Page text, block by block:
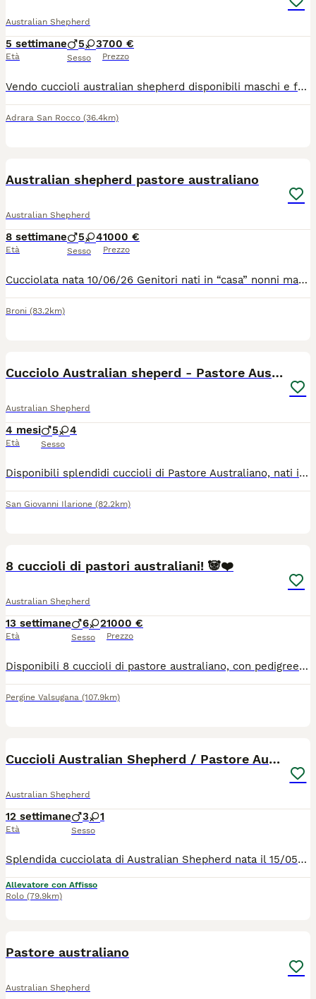
Australian Shepherd
5 settimane
Età
5 3
Sesso
700 €
Prezzo
Vendo cuccioli australian shepherd disponibili maschi e femmine Blacktricolor(700)BLEUMERLE (1000) Cuccioli nati il 29 giugno, presentabili per consegna fine agosto visibili con padre e madre. Verranno consegnati muniti di regolare libretto sanitario, 3 vaccini e pedigree ENCI..per qualsiasi informazione contattare preferibilmente WhatsApp
Adrara San Rocco (36.4km)
Australian shepherd pastore australiano
Australian Shepherd
8 settimane
Età
5 4
Sesso
1000 €
Prezzo
Cucciolata nata 10/06/26 Genitori nati in “casa” nonni materni e paterni ottimo carattere e ottima salute tutti con Lastre ufficiali e test genetici I cuccioli saranno ceduti dopo i 65gg con: Microchip I vaccini Sverminazione completa Visita veterinario di buona salute Pedigree Disponibile Maschi Red Tricolor e Blue merle Femmine Red merle/Red tri color/ Black tri color Chiedo contatto telefonico I cuccioli non sono in regalo il prezzo è indicativo
Broni (83.2km)
Cucciolo Australian sheperd - Pastore Australiano
Australian Shepherd
4 mesi
Età
5 4
Sesso
Disponibili splendidi cuccioli di Pastore Australiano, nati il 02 di aprile e cedibili dal 15 giugno I cuccioli crescono in ambiente familiare, a stretto contatto con persone e stimoli quotidiani, sviluppando ottimo carattere, equilibrio e socialità. Entrambi i genitori sono: Testati ufficialmente per le principali malattie genetiche di razza Testati ufficialmente per displasia di anche e gomiti Deposito DNA Selezionati per salute, morfologia e carattere. I cuccioli verranno ceduti con: -Sverminazione completa -Microchip -Prima vaccinazione -Libretto sanitario -Pedigree ENCI -Certificato di visita oculistica ufficiale -Iscrizione all'anagrafe canina -Puppy kit -Cartellina informativa con documentazione e informazioni sulla MDR1 Informazioni aggiuntive: Rimangono disponibili: -maschio blu merle nbt -maschio blu merle con coda -femmina blu merle nbt -femmina blu merle con coda -maschio black tricolor nbt -maschio black tricolor nbt -maschio black tricolor con coda Cessione solo a persone consapevoli e realmente interessate Disponibilità a fornire supporto e consigli anche dopo l'affido Possibilità di visita previo appuntamento -San Giovanni Ilarione in provincia di Verona Per ulteriori informazioni e foto/video 3454330860
San Giovanni Ilarione (82.2km)
8 cuccioli di pastori australiani! 🐼❤️
Australian Shepherd
13 settimane
Età
6 2
Sesso
1000 €
Prezzo
Disponibili 8 cuccioli di pastore australiano, con pedigree, microchip e vaccinati, in ottima salute, nati in casa in mezzo a tanto amore! I cani si trovano con la mamma a Pergine Valsugana (TN), si possono vedere e saranno disponibilità da metà luglio! Cerchiamo una famiglia che possa donare loro tutto l’amore del mondo!
Pergine Valsugana (107.9km)
Cuccioli Australian Shepherd / Pastore Australiano
Australian Shepherd
12 settimane
Età
3 1
Sesso
Splendida cucciolata di Australian Shepherd nata il 15/05/2026 presso l'allevamento professionale RIESHOF. I cuccioli saranno pronti per entrare a far parte delle loro nuove famiglie a partire da metà luglio 2026. I nostri Aussie cercano famiglie attive, dinamiche e responsabili, pronte a condividere la vita con un cane straordinario. Disponibilità: Black Tricolor (Maschi e Femmine) Blue Merle (Maschi e Femmine) Red Merle (Maschi) Cresciuti in un ambiente sereno, con amore, dedizione e massima attenzione alla salute. Se desiderate accogliere un compagno di vita intelligente, affettuoso e fedele, saremo felici di conoscervi e guidarvi nella scelta del cucciolo ideale per voi. Contatti e Informazioni: Telefono: 3887711311 (anche WhatsApp per foto e dettagli) Venite a scoprire il nostro allevamento sui nostri canali social: Facebook: Rieshof Instagram: @rieshofdogresort TikTok: @rieshofdogresort
Allevatore con Affisso
Rolo (79.9km)
Pastore australiano
Australian Shepherd